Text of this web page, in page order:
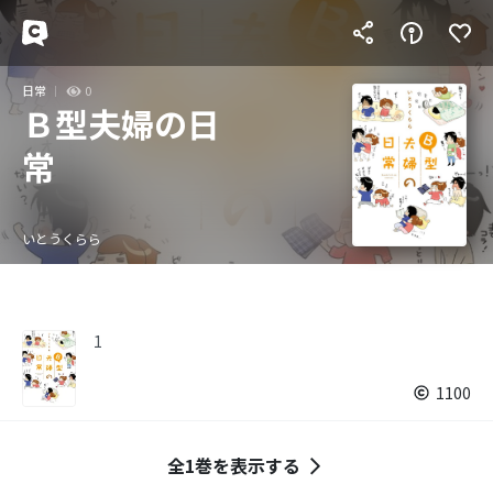
日常 0
Ｂ型夫婦の日
常
いとうくらら
1
1100
全1巻を表示する